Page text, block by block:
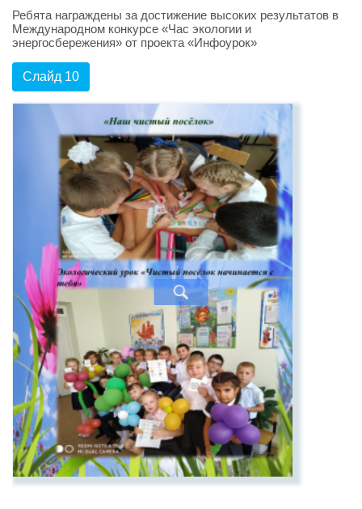
Ребята награждены за достижение высоких результатов в
Международном конкурсе «Час экологии и
энергосбережения» от проекта «Инфоурок»
Слайд 10